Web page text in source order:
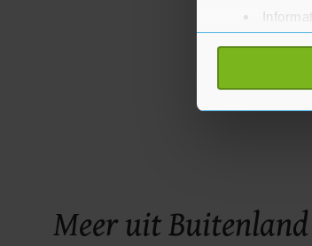
Uw
Lees meer
toestemming
Meer uit Buitenland